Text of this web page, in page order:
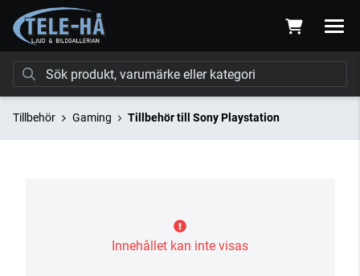
Tillbehör Gaming Tillbehör till Sony Playstation
Innehållet kan inte visas